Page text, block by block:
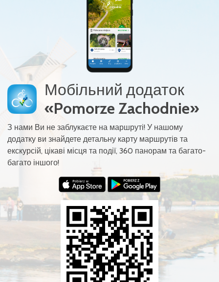
Мобільний додаток
«Pomorze Zachodnie»
З нами Ви не заблукаєте на маршруті! У нашому
додатку ви знайдете детальну карту маршрутів та
екскурсій, цікаві місця та події, 360 панорам та багато-
багато іншого!